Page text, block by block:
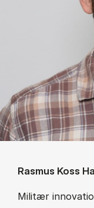
Rasmus Koss
Militær